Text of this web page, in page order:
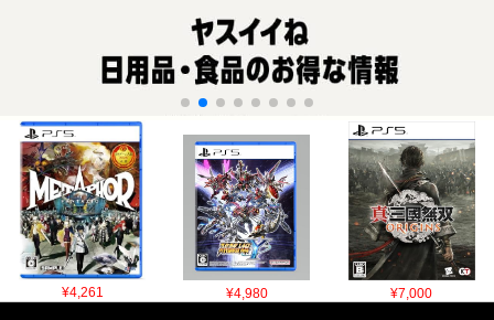
¥4,261 ¥4,980 ¥7,000